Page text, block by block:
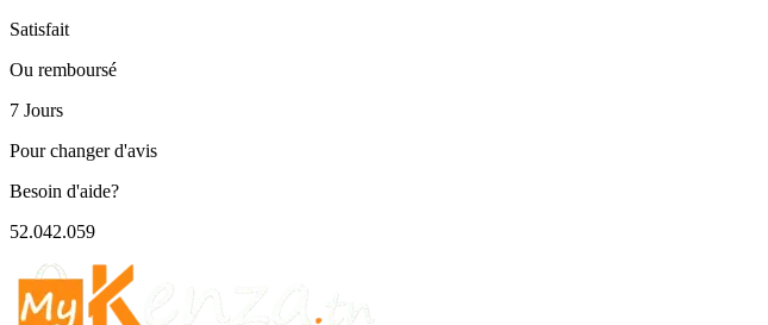
Satisfait
Ou remboursé
7 Jours
Pour changer d'avis
Besoin d'aide?
52.042.059